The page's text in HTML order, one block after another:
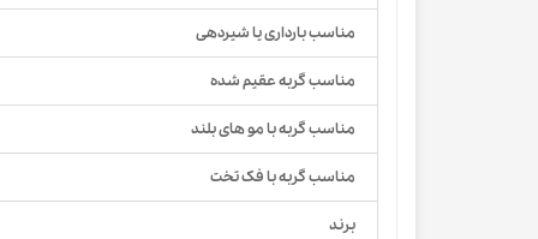
مناسب بارداری یا شیردهی
مناسب گربه عقیم شده
مناسب گربه با مو های بلند
مناسب گربه با فک تخت
برند